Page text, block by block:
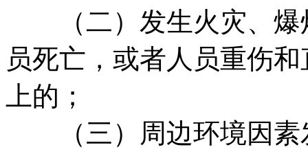
（二）发生火灾、爆
员死亡，或者人员重伤
上的；
（三）周边环境因素